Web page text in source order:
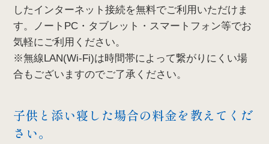
したインターネット接続を無料でご利用いただけま
す。ノートPC・タブレット・スマートフォン等でお
気軽にご利用ください。
※無線LAN(Wi-Fi)は時間帯によって繋がりにくい場
合もございますのでご了承ください。
子供と添い寝した場合の料金を教えてくだ
さい。